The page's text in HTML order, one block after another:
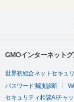
GMOインターネット
世界初総合ネットセキュ
パスワード漏洩診断
セキュリティ相談AIチャ